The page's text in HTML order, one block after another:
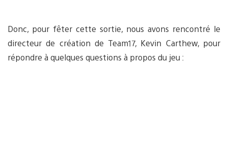
Donc, pour fêter cette sortie, nous avons rencontré le
directeur de création de Team17, Kevin Carthew, pour
répondre à quelques questions à propos du jeu :